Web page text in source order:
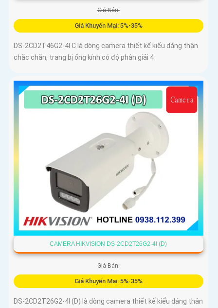
Giá Bán:
Giá Khuyến Mại: 5%-35%
DS-2CD2T46G2-4I C là dòng camera thiết kế kiểu dáng thân
chắc chắn, trang bị ống kính có độ phân giải 4
CAMERA HIKVISION DS-2CD2T26G2-4I (D)
Giá Bán:
Giá Khuyến Mại: 5%-35%
DS-2CD2T26G2-4I (D) là dòng camera thiết kế kiểu dáng thân